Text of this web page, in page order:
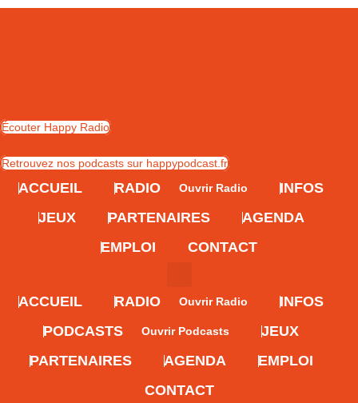
Skip
Écouter Happy Radio
Retrouvez nos podcasts sur happypodcast.fr
ACCUEIL RADIO Ouvrir Radio
INFOS
JEUX
PARTENAIRES
AGENDA
EMPLOI
CONTACT
ACCUEIL RADIO Ouvrir Radio
INFOS
PODCASTS
Ouvrir Podcasts
JEUX
PARTENAIRES
AGENDA
EMPLOI
CONTACT